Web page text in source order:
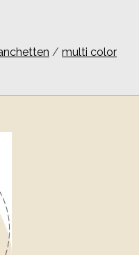
/ multi color